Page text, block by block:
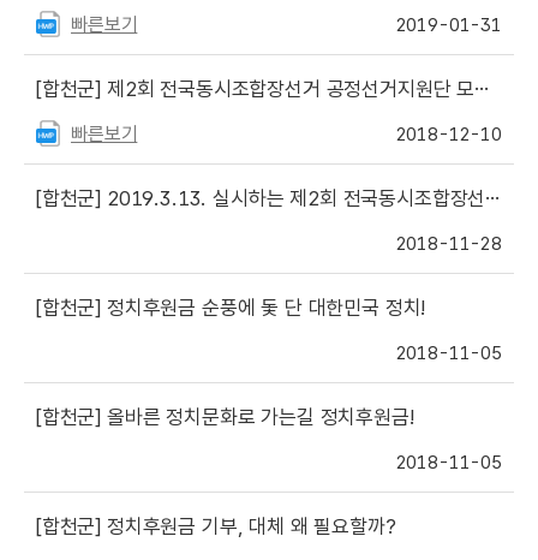
빠른보기 2019-01-31
[합천군] 제2회 전국동시조합장선거 공정선거지원단 모집안내
빠른보기 2018-12-10
[합천군] 2019.3.13. 실시하는 제2회 전국동시조합장선거 [공공단체등 위탁선거법 안내 설명회] 개최
2018-11-28
[합천군] 정치후원금 순풍에 돛 단 대한민국 정치!
2018-11-05
[합천군] 올바른 정치문화로 가는길 정치후원금!
2018-11-05
[합천군] 정치후원금 기부, 대체 왜 필요할까?